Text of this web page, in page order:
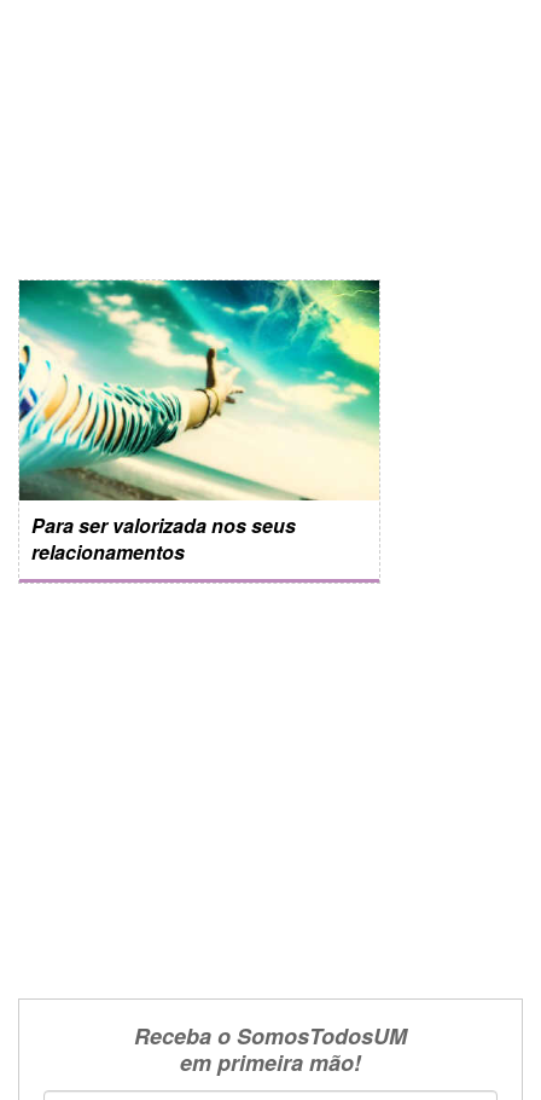
Para ser valorizada nos seus
relacionamentos
Receba o SomosTodosUM
em primeira mão!